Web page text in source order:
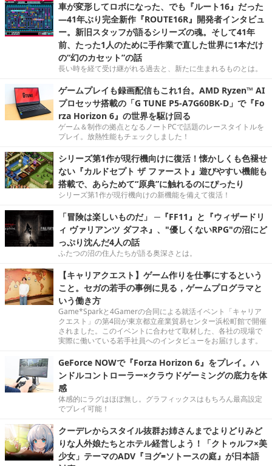
車が変形してロボになった、でも『ルート16』だった
―41年ぶり完全新作『ROUTE16R』開発者インタビュ
ー。新旧スタッフが語るシリーズの魂。そして41年
前、たった1人のために手作業で直した世界に1本だけ
の“幻のカセット”の話
長い時を経て受け継がれる過去と、新たに生まれるものとは。
ゲームプレイも録画配信もこれ1台。AMD Ryzen™ AI
プロセッサ搭載の「G TUNE P5-A7G60BK-D」で『Fo
rza Horizon 6』の世界を駆け回る
ゲーム＆制作の拠点となるノートPCで話題のレースタイトルを
プレイ。放熱性能もチェックしました！
シリーズ第1作が現行機向けに復活！懐かしくも色褪せ
ない『カルドセプト ザ ファースト』遊びやすい機能も
搭載で、あらためて“原典”に触れるのにぴったり
シリーズ第1作が現行機向けの新機能を備えて復活！
「冒険は楽しいものだ」 ─『FF11』と『ウィザードリ
ィ ヴァリアンツ ダフネ』、"優しくないRPG"の沼にど
っぷり沈んだ4人の話
ふたつの沼の住人たちが語る奥深さとは。
【キャリアクエスト】ゲーム作りを仕事にするという
こと。セガの若手の事例に見る，ゲームプログラマと
いう働き方
Game*Sparkと4Gamerの合同による就活イベント「キャリア
クエスト」の第4回が東京都立産業貿易センター浜松町館で開催
されました。このイベントに合わせて取材した、各社の現場で
実際に働いている若手社員へのインタビューをお届けします。
GeForce NOWで『Forza Horizon 6』をプレイ。ハ
ンドルコントローラー×クラウドゲーミングの底力を体
感
体感的にラグはほぼ無し。グラフィックスはもちろん最高設定
でプレイ可能！
クーデレからスタイル抜群お姉さんまでよりどりみど
りな人外娘たちとホテル経営しよう！「クトゥルフ×美
少女」テーマのADV『ヨグ=ソトースの庭』が日本語